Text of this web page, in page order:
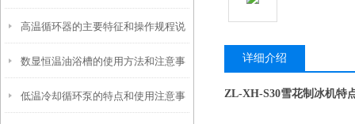
和使用要点说明
高温循环器的主要特征和操作规程说
明
数显恒温油浴槽的使用方法和注意事
项
低温冷却循环泵的特点和使用注意事
详细介绍
ZL-XH-S30雪花制冰机特